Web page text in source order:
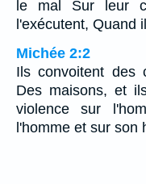
le mal Sur leur
l'exécutent, Quand
Michée 2:2
Ils convoitent des
Des maisons, et
violence sur
l'homme et sur son